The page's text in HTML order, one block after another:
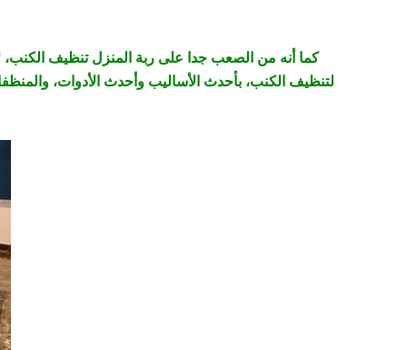
كما أنه من الصعب جدا على ربة المنزل تنظيف الكنب،
لتنظيف الكنب، بأحدث الأساليب وأحدث الأدوات،